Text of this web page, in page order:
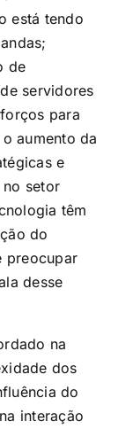
está tendo
de
servidores
para
aumento da
e
no setor
têm
do
preocupar
desse
na
dos
do
interação